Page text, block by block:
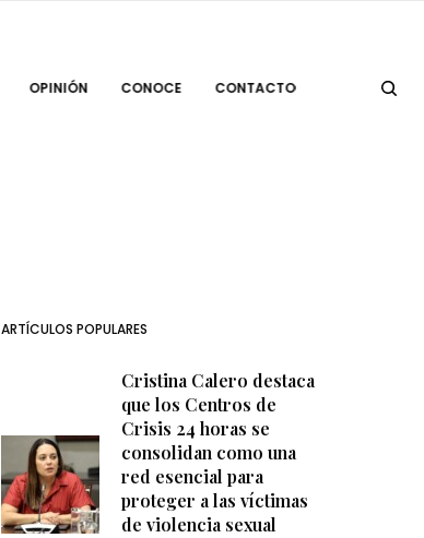
OPINIÓN CONOCE CONTACTO
ARTÍCULOS POPULARES
Cristina Calero destaca
que los Centros de
Crisis 24 horas se
consolidan como una
red esencial para
proteger a las víctimas
de violencia sexual